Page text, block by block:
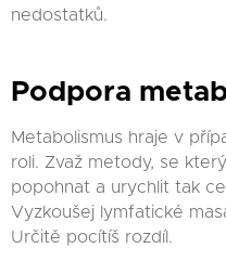
nedostatků.
Podpora
Metabolismus hraje v
roli. Zvaž metody, se
popohnat a urychlit tak
Vyzkoušej lymfatické
Určitě pocítíš rozdíl.